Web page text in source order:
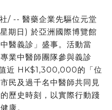
/ -- 醫藥企業先驅位元堂
期日) 於亞洲國際博覽館
醫義診」盛事。活動當
業中醫師團隊參與義診
近 HK$1,300,000的「位
民及過千名中醫師共同見
歷史時刻，以實際行動踐
康。